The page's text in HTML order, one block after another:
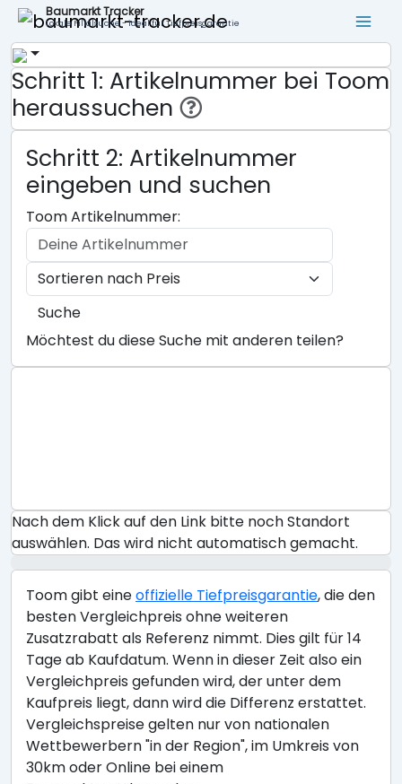
Baumarkt Tracker
Lokale Filialsuche - ideal für Tiefpreisgarantie
Schritt 1: Artikelnummer bei Toom
heraussuchen
Schritt 2: Artikelnummer
eingeben und suchen
Toom Artikelnummer:
Suche
Möchtest du diese Suche mit anderen teilen?
Nach dem Klick auf den Link bitte noch Standort
auswählen. Das wird nicht automatisch gemacht.
Toom gibt eineoffizielle Tiefpreisgarantie, die den
besten Vergleichpreis ohne weiteren
Zusatzrabatt als Referenz nimmt. Dies gilt für 14
Tage ab Kaufdatum. Wenn in dieser Zeit also ein
Vergleichpreis gefunden wird, der unter dem
Kaufpreis liegt, dann wird die Differenz erstattet.
Vergleichspreise gelten nur von nationalen
Wettbewerbern "in der Region", im Umkreis von
30km oder Online bei einem